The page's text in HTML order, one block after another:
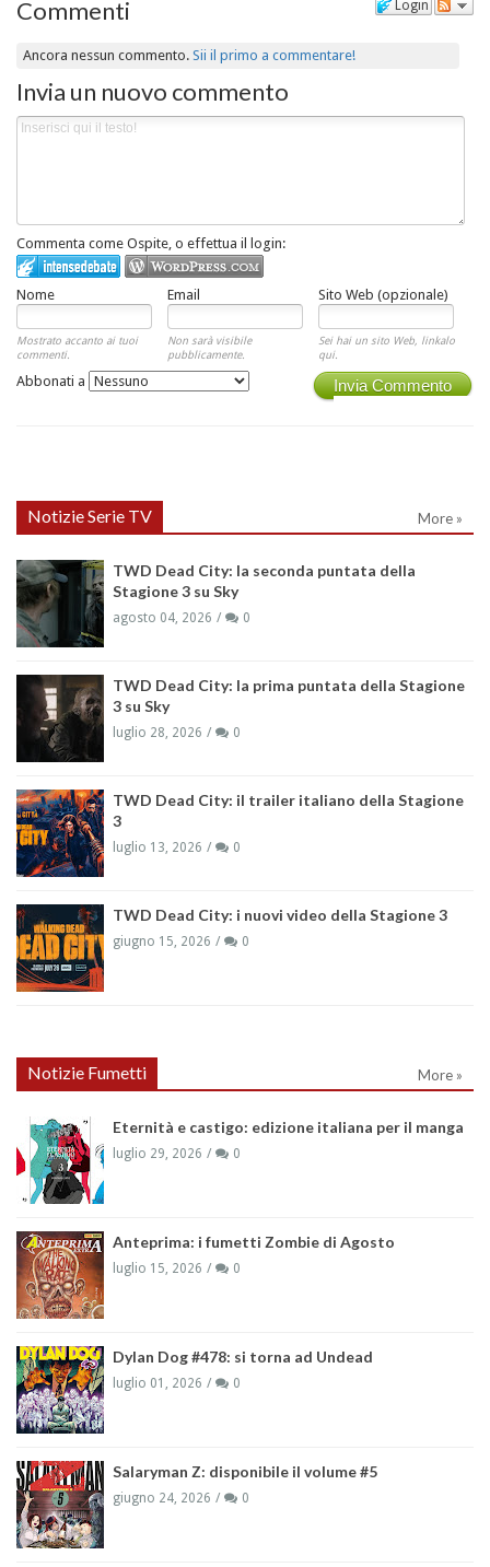
Login
Commenti
Ancora nessun commento.Sii il primo a commentare!
Invia un nuovo commento
Commenta come Ospite, o effettua il login:
Nome Email Sito Web (opzionale)
Mostrato accanto ai tuoi
commenti.
Non sarà visibile
pubblicamente.
Sei hai un sito Web, linkalo
qui.
Invia Commento
Abbonati a
Notizie Serie TV More »
TWD Dead City: la seconda puntata della
Stagione 3 su Sky
agosto 04, 2026 0
TWD Dead City: la prima puntata della Stagione
3 su Sky
luglio 28, 2026 0
TWD Dead City: il trailer italiano della Stagione
3
luglio 13, 2026 0
TWD Dead City: i nuovi video della Stagione 3
giugno 15, 2026 0
Notizie Fumetti More »
Eternità e castigo: edizione italiana per il manga
luglio 29, 2026 0
Anteprima: i fumetti Zombie di Agosto
luglio 15, 2026 0
Dylan Dog #478: si torna ad Undead
luglio 01, 2026 0
Salaryman Z: disponibile il volume #5
giugno 24, 2026 0